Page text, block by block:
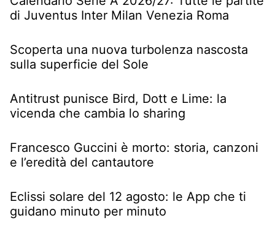
di Juventus Inter Milan Venezia Roma
Scoperta una nuova turbolenza nascosta
sulla superficie del Sole
Antitrust punisce Bird, Dott e Lime: la
vicenda che cambia lo sharing
Francesco Guccini è morto: storia, canzoni
e l’eredità del cantautore
Eclissi solare del 12 agosto: le App che ti
guidano minuto per minuto